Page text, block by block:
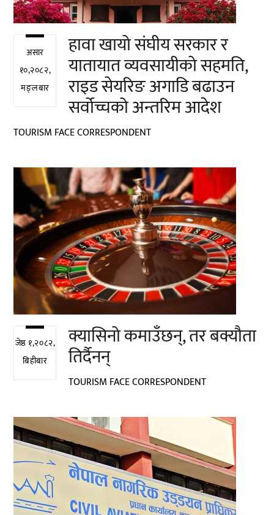
असार
१०,२०८२,
मङ्लबार
हावा खायो संघीय सरकार र
यातायात व्यवसायीको सहमति,
राइड सेयरिङ अगाडि बढाउन
सर्वोच्चको अन्तरिम आदेश
TOURISM FACE CORRESPONDENT
जेष्ठ १,२०८२,
बिहीबार
क्यासिनो कमाउँछन्, तर बक्यौता
तिर्दैनन्
TOURISM FACE CORRESPONDENT